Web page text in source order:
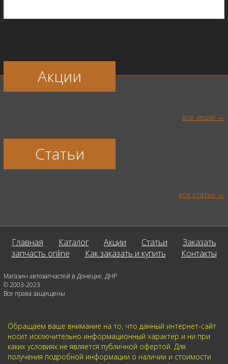
Акции
все акции
Статьи
все статьи
Главная Каталог Акции Статьи
Заказать
запчасть online
Как заказать и купить Контакты
Магазин автозапчастей в Донецке, ДНР
© 2003-2023
Все права защищены
Обращаем ваше внимание на то, что данный интернет-сайт
носит исключительно информационный характер и ни при
каких условиях не является публичной офертой. Для
получения подробной информации о наличии и стоимости